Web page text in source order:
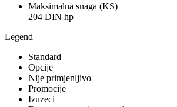
Maksimalna snaga (KS)
204 DIN hp
Legend
Standard
Opcije
Nije primjenljivo
Promocije
Izuzeci